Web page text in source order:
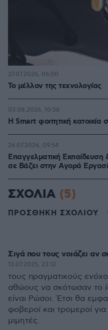
Το μέλλον της τεχνολογίας
27.07.2026, 06:00
Η Smart φοιτητική
03.08.2026, 10:56
Επαγγελματική Εκπαίδευση
σε Bάζει στην Aγορά
26.07.2026, 09:54
ΣΧΟΛΙΑ (5)
ΠΡΟΣΘΗΚΗ ΣΧΟΛΙΟΥ
Σιγά που τους νοιάζει αν
13.07.2025, 23:12
τους πραγματικούς
αθώους να σκότωσαν το
είναι Ρώσοι. Έτσι θα
φοβεροί και τρομεροί
μιμητές.